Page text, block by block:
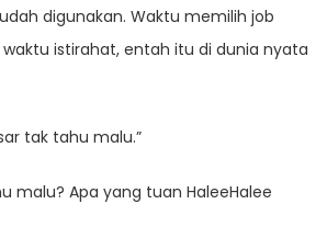
digunakan. Waktu memilih job
istirahat, entah itu di dunia nyata
tak tahu malu.”
malu? Apa yang tuan HaleeHalee